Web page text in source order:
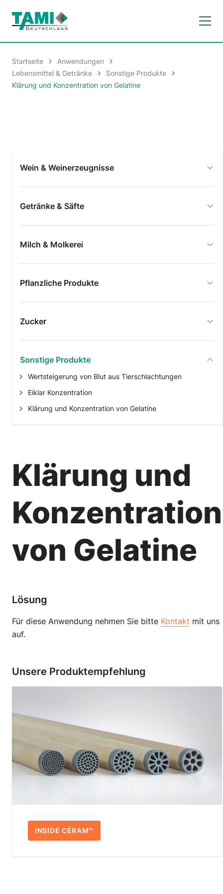
Startseite
Anwendungen
Lebensmittel & Getränke
Sonstige Produkte
Klärung und Konzentration von Gelatine
Wein & Weinerzeugnisse
Getränke & Säfte
Milch & Molkerei
Pflanzliche Produkte
Zucker
Sonstige Produkte
Wertsteigerung von Blut aus Tierschlachtungen
Eiklar Konzentration
Klärung und Konzentration von Gelatine
Klärung und
Konzentration
von Gelatine
Lösung
Für diese Anwendung nehmen Sie bitte Kontakt mit uns
auf.
Unsere Produktempfehlung
INSIDE CÉRAM™